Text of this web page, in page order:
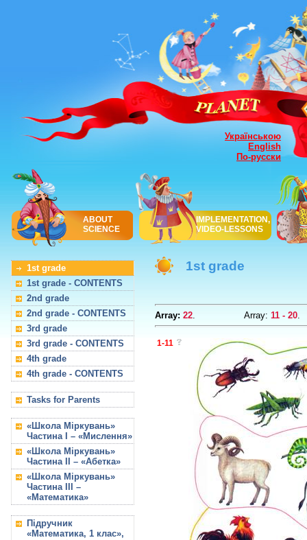
Українською
English
По-русски
ABOUT
SCIENCE
IMPLEMENTATION,
VIDEO-LESSONS
1st grade
1st grade - CONTENTS
2nd grade
2nd grade - CONTENTS
3rd grade
3rd grade - CONTENTS
4th grade
4th grade - CONTENTS
Tasks for Parents
«Школа Міркувань»
Частина I – «Мислення»
«Школа Міркувань»
Частина II – «Абетка»
«Школа Міркувань»
Частина III –
«Математика»
Підручник
«Математика, 1 клас»,
1st grade
Array: 22. Array: 11 - 20.
1-11